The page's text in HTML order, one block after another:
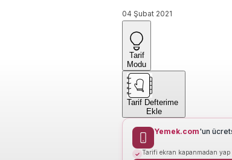
04 Şubat 2021
Tarif
Modu
Tarif Defterime
Ekle
Yemek.com'un
Tarifi ekran kapanmadan yap